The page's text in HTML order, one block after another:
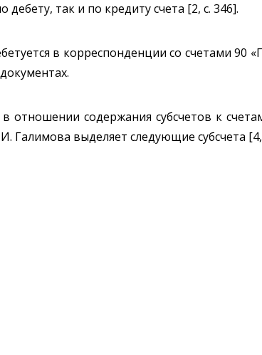
так и по кредиту счета [2, с. 346].
в корреспонденции со счетами 90
отношении содержания субсчетов к
Галимова выделяет следующие субсчета [4,